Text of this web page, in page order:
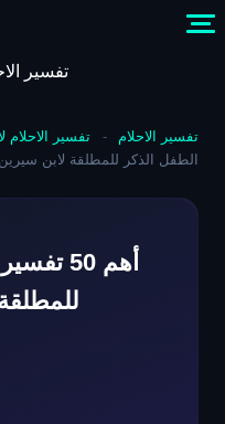
تفسير
تفسير الاحلام - تفسير الاحلام
الطفل الذكر للمطلقة لابن سيرين
أهم 50